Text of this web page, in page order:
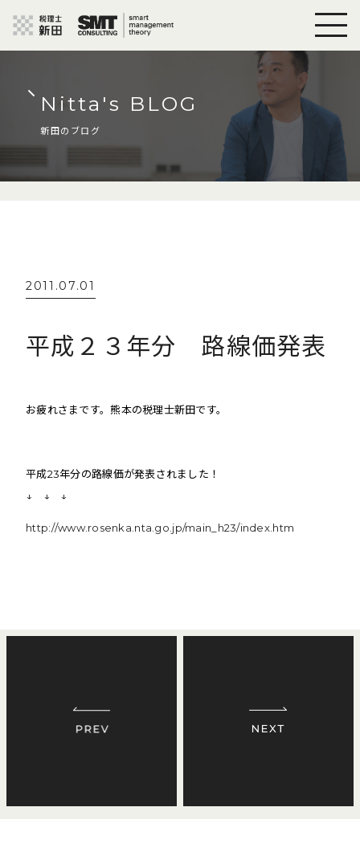
Nitta's BLOG
新田のブログ
2011.07.01
平成２３年分 路線価発表
お疲れさまです。熊本の税理士新田です。
平成23年分の路線価が発表されました！
↓ ↓ ↓
http://www.rosenka.nta.go.jp/main_h23/index.htm